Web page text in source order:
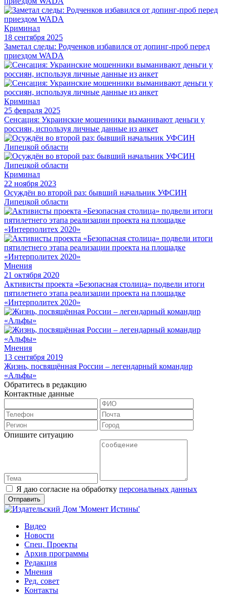
Криминал
18 сентября 2025
Заметал следы: Родченков избавился от допинг-проб перед
приездом WADA
Криминал
25 февраля 2025
Сенсация: Украинские мошенники выманивают деньги у
россиян, используя личные данные из анкет
Криминал
22 ноября 2023
Осуждён во второй раз: бывший начальник УФСИН
Липецкой области
Мнения
21 октября 2020
Активисты проекта «Безопасная столица» подвели итоги
пятилетнего этапа реализации проекта на площадке
«Интерполитех 2020»
Мнения
13 сентября 2019
Жизнь, посвящённая России – легендарный командир
«Альфы»
Обратитесь в редакцию
Контактные данные
Опишите ситуацию
Я даю согласие на обработку персональных данных
Видео
Новости
Спец. Проекты
Архив программы
Редакция
Мнения
Ред. совет
Контакты